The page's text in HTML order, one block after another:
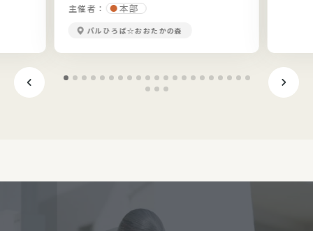
主催者：
本部
パルひろば☆おおたかの森